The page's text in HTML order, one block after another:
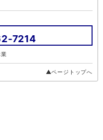
7214
▲ページトップへ